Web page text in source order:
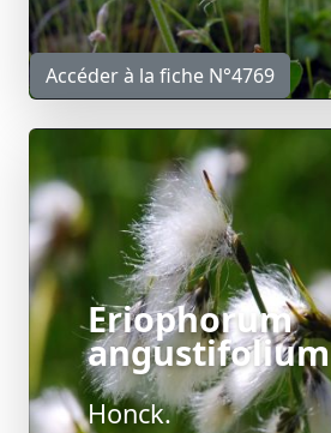
Accéder à la fiche N°4769
Eriophorum
angustifolium
Honck.